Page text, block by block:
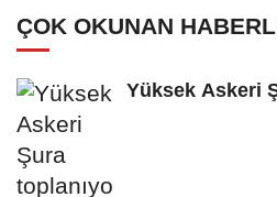
ÇOK OKUNAN
Yüksek Askeri